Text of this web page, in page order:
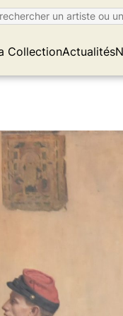
CollectionActualités